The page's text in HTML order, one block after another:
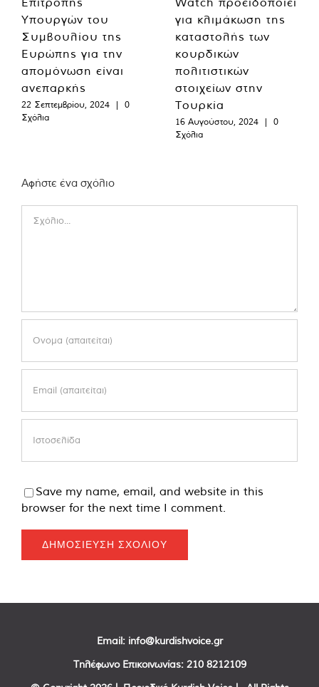
Υπουργών του
Συμβουλίου της
Ευρώπης για την
απομόνωση είναι
ανεπαρκής
22 Σεπτεμβρίου, 2024 |
0
Σχόλια
για κλιμάκωση της
καταστολής των
κουρδικών
πολιτιστικών
στοιχείων στην
Τουρκία
16 Αυγούστου, 2024 |
0
Σχόλια
Αφήστε ένα σχόλιο
Save my name, email, and website in this
browser for the next time I comment.
Email: info@kurdishvoice.gr
Τηλέφωνο Επικοινωνίας: 210 8212109